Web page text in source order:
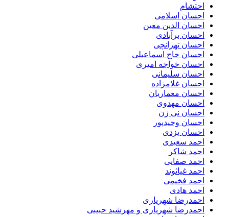
احتشام
احسان اسلامی
احسان الدین معین
احسان برآبادی
احسان تهرانچی
احسان حاج اسماعیلی
احسان خواجه امیری
احسان سلیمانی
احسان غلامزاده
احسان معماریان
احسان مهدوی
احسان نی زن
احسان وحیدپور
احسان یزدی
احمد سعیدی
احمد شاکر
احمد صفایی
احمد غیاثوند
احمد فخیمی
احمد هادی
احمدرضا شهریاری
احمدرضا شهریاری و مهرشید حبیبی